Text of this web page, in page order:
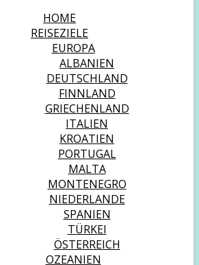
HOME
REISEZIELE
EUROPA
ALBANIEN
DEUTSCHLAND
FINNLAND
GRIECHENLAND
ITALIEN
KROATIEN
PORTUGAL
MALTA
MONTENEGRO
NIEDERLANDE
SPANIEN
TÜRKEI
ÖSTERREICH
OZEANIEN